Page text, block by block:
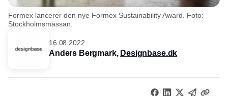
Formex lancerer den nye Formex Sustainability Award. Foto:
Stockholmsmässan.
16.08.2022
Anders Bergmark, Designbase.dk